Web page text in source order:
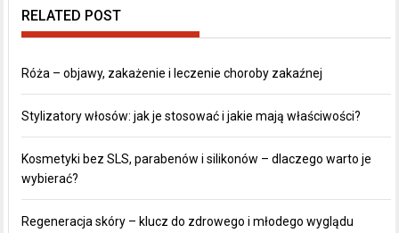
RELATED POST
Róża – objawy, zakażenie i leczenie choroby zakaźnej
Stylizatory włosów: jak je stosować i jakie mają właściwości?
Kosmetyki bez SLS, parabenów i silikonów – dlaczego warto je
wybierać?
Regeneracja skóry – klucz do zdrowego i młodego wyglądu